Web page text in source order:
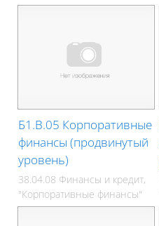
Б1.В.05 Корпоративные
финансы (продвинутый
уровень)
38.04.08 Финансы и кредит,
"Корпоративные финансы"